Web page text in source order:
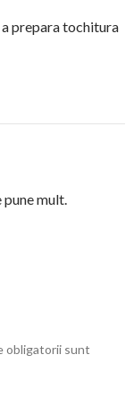
a prepara tochitura
pune mult.
obligatorii sunt